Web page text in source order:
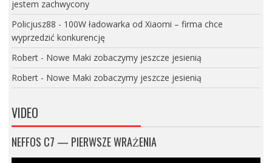
jestem zachwycony
Policjusz88 - 100W ładowarka od Xiaomi – firma chce
wyprzedzić konkurencję
Robert- Nowe Maki zobaczymy jeszcze jesienią
Robert- Nowe Maki zobaczymy jeszcze jesienią
VIDEO
NEFFOS C7 — PIERWSZE WRAŻENIA